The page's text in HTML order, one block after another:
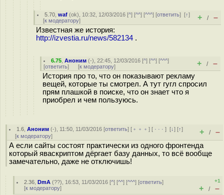
5.70 ,waf (ok), 10:32, 12/03/2016 [^] [^^] [^^^] [ответить][↑]
[к модератору] + / –
Известная же история:
http://izvestia.ru/news/582134 .
6.75 ,Аноним (-), 22:45, 12/03/2016 [^] [^^] [^^^]
[ответить] [к модератору] + / –
История про то, что он показывают рекламу
вещей, которые ты смотрел. А тут гугл спросил
прям плашкой в поиске, что он знает что я
приобрел и чем пользуюсь.
1.6 ,Аноним (-), 11:50, 11/03/2016 [ответить] [ ﹢﹢﹢] [ · · ·][↓] [↑]
[к модератору] + / –
А если сайты состоят практически из одного фронтенда
который яваскриптом дёргает базу данных, то всё вообще
замечательно, даже не отключишь!
2.36 ,DmA (??), 16:53, 11/03/2016 [^] [^^] [^^^] [ответить]
[к модератору]
+1
+ / –